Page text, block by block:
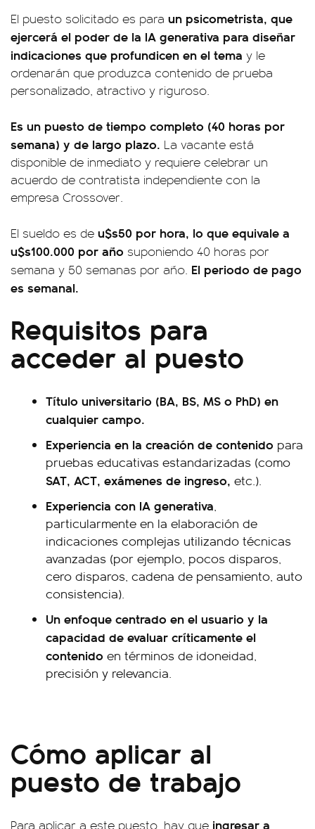
El puesto solicitado es para un psicometrista, que
ejercerá el poder de la IA generativa para diseñar
indicaciones que profundicen en el tema y le
ordenarán que produzca contenido de prueba
personalizado, atractivo y riguroso.
Es un puesto de tiempo completo (40 horas por
semana) y de largo plazo. La vacante está
disponible de inmediato y requiere celebrar un
acuerdo de contratista independiente con la
empresa Crossover.
El sueldo es de u$s50 por hora, lo que equivale a
u$s100.000 por año suponiendo 40 horas por
semana y 50 semanas por año. El periodo de pago
es semanal.
Requisitos para
acceder al puesto
Título universitario (BA, BS, MS o PhD) en
cualquier campo.
Experiencia en la creación de contenido para
pruebas educativas estandarizadas (como
SAT, ACT, exámenes de ingreso, etc.).
Experiencia con IA generativa,
particularmente en la elaboración de
indicaciones complejas utilizando técnicas
avanzadas (por ejemplo, pocos disparos,
cero disparos, cadena de pensamiento, auto
consistencia).
Un enfoque centrado en el usuario y la
capacidad de evaluar críticamente el
contenido en términos de idoneidad,
precisión y relevancia.
Cómo aplicar al
puesto de trabajo
Para aplicar a este puesto, hay que ingresar a